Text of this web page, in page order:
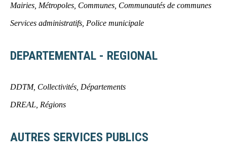
Mairies, Métropoles, Communes, Communautés de communes
Services administratifs, Police municipale
DEPARTEMENTAL - REGIONAL
DDTM, Collectivités, Départements
DREAL, Régions
AUTRES SERVICES PUBLICS